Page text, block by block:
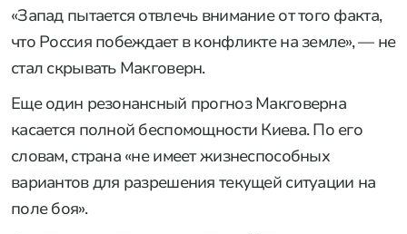
«Запад пытается отвлечь внимание от того факта,
что Россия побеждает в конфликте на земле», — не
стал скрывать Макговерн.
Еще один резонансный прогноз Макговерна
касается полной беспомощности Киева. По его
словам, страна «не имеет жизнеспособных
вариантов для разрешения текущей ситуации на
поле боя».